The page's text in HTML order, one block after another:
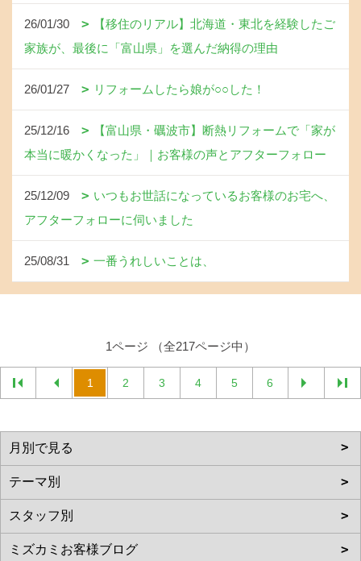
26/01/30
【移住のリアル】北海道・東北を経験したご
家族が、最後に「富山県」を選んだ納得の理由
26/01/27 リフォームしたら娘が○○した！
25/12/16
【富山県・礪波市】断熱リフォームで「家が
本当に暖かくなった」｜お客様の声とアフターフォロー
25/12/09
いつもお世話になっているお客様のお宅へ、
アフターフォローに伺いました
25/08/31 一番うれしいことは、
1ページ （全217ページ中）
1 2 3 4 5 6